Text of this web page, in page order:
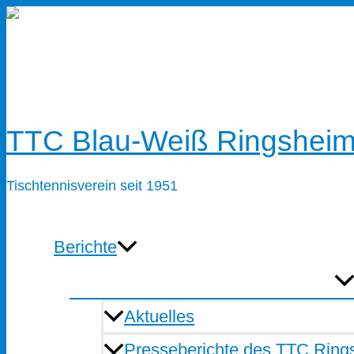
Zum
TTC Blau-Weiß
Tischtennisverein seit 1951
Berichte
Aktuelles
Presseberichte des TTC